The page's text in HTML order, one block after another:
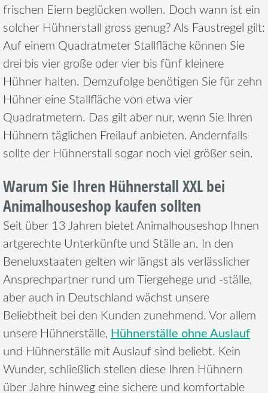
frischen Eiern beglücken wollen. Doch wann ist ein
solcher Hühnerstall gross genug? Als Faustregel gilt:
Auf einem Quadratmeter Stallfläche können Sie
drei bis vier große oder vier bis fünf kleinere
Hühner halten. Demzufolge benötigen Sie für zehn
Hühner eine Stallfläche von etwa vier
Quadratmetern. Das gilt aber nur, wenn Sie Ihren
Hühnern täglichen Freilauf anbieten. Andernfalls
sollte der Hühnerstall sogar noch viel größer sein.
Warum Sie Ihren Hühnerstall XXL bei
Animalhouseshop kaufen sollten
Seit über 13 Jahren bietet Animalhouseshop Ihnen
artgerechte Unterkünfte und Ställe an. In den
Beneluxstaaten gelten wir längst als verlässlicher
Ansprechpartner rund um Tiergehege und -ställe,
aber auch in Deutschland wächst unsere
Beliebtheit bei den Kunden zunehmend. Vor allem
unsere Hühnerställe, Hühnerställe ohne Auslauf
und Hühnerställe mit Auslauf sind beliebt. Kein
Wunder, schließlich stellen diese Ihren Hühnern
über Jahre hinweg eine sichere und komfortable